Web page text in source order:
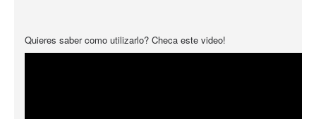
Quieres saber como utilizarlo? Checa este video!